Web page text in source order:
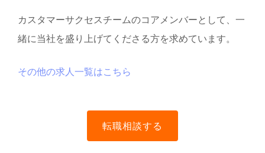
カスタマーサクセスチームのコアメンバーとして、一
緒に当社を盛り上げてくださる方を求めています。
その他の求人一覧はこちら